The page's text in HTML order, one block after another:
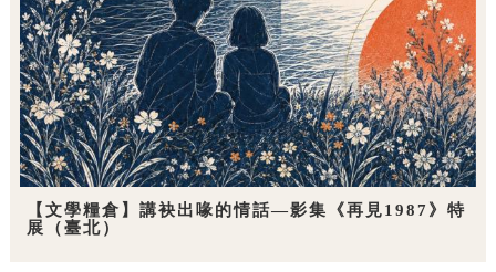
【文學糧倉】講袂出喙的情話—影集《再見1987》特
展（臺北）